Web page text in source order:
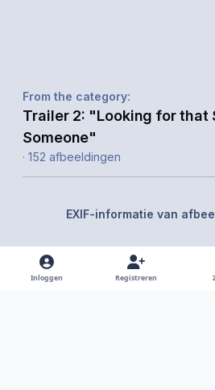
From the category:
Trailer 2: "Looking for that
Someone"
· 152 afbeeldingen
EXIF-informatie van
Inloggen Registreren